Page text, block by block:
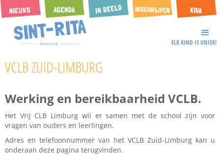
ELK KIND IS UNIEK!
VCLB ZUID-LIMBURG
Werking en bereikbaarheid VCLB.
Het Vrij CLB Limburg wil er samen met de school zijn voor
vragen van ouders en leerlingen.
Adres en telefoonnummer van het VCLB Zuid-Limburg kan u
onderaan deze pagina terugvinden.